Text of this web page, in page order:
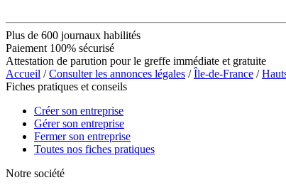
Plus de 600 journaux habilités
Paiement 100% sécurisé
Attestation de parution pour le greffe immédiate et gratuite
Accueil /Consulter les annonces légales /Île-de-France /
Fiches pratiques et conseils
Créer son entreprise
Gérer son entreprise
Fermer son entreprise
Toutes nos fiches pratiques
Notre société